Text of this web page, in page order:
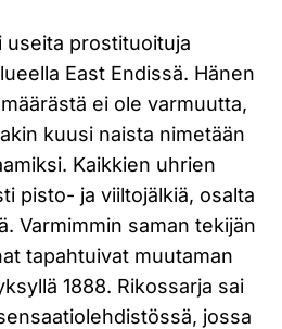
useita prostituoituja
East Endissä. Hänen
ei ole varmuutta,
kuusi naista nimetään
Kaikkien uhrien
pisto- ja viiltojälkiä, osalta
Varmimmin saman tekijän
tapahtuivat muutaman
1888. Rikossarja sai
jossa